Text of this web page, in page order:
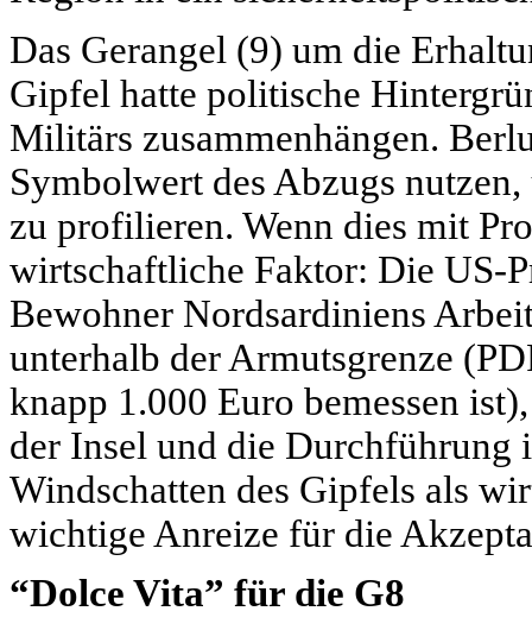
Das Gerangel (9) um die
Gipfel hatte politische
Militärs zusammenhängen.
Symbolwert des Abzugs
zu profilieren. Wenn dies mit
wirtschaftliche Faktor: Die US-
Bewohner Nordsardiniens
unterhalb der Armutsgrenze (
knapp 1.000 Euro bemessen
der Insel und die
Windschatten des Gipfels als
wichtige Anreize für die
“Dolce Vita” für die G8